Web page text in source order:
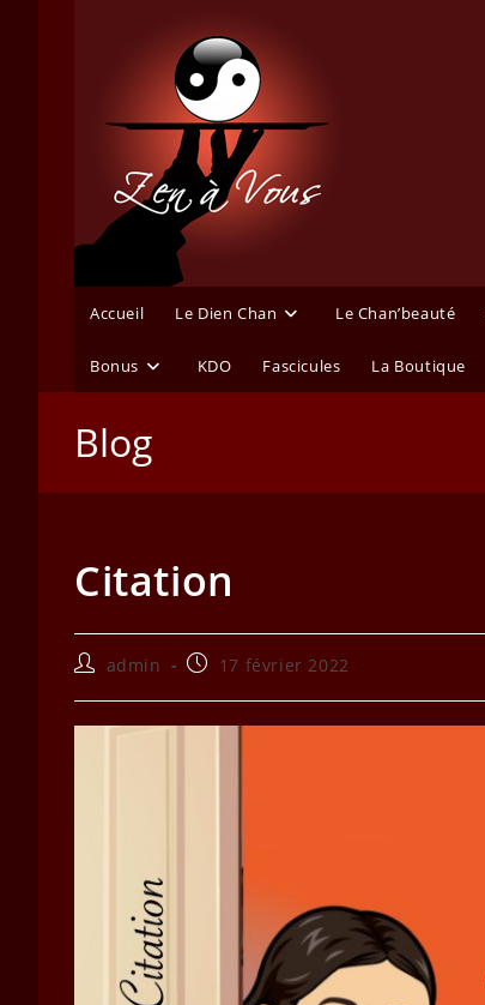
Accueil Le Dien Chan Le Chan’beauté
Bonus KDO Fascicules La Boutique
Blog
Citation
Auteur/autrice
la
publication :
admin
Publication
17 février 2022